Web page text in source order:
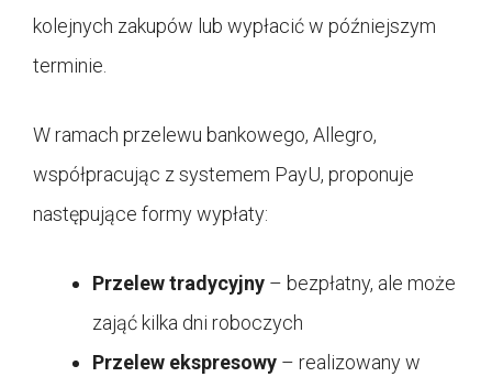
kolejnych zakupów lub wypłacić w późniejszym
terminie.
W ramach przelewu bankowego, Allegro,
współpracując z systemem PayU, proponuje
następujące formy wypłaty:
Przelew tradycyjny – bezpłatny, ale może
zająć kilka dni roboczych
Przelew ekspresowy – realizowany w